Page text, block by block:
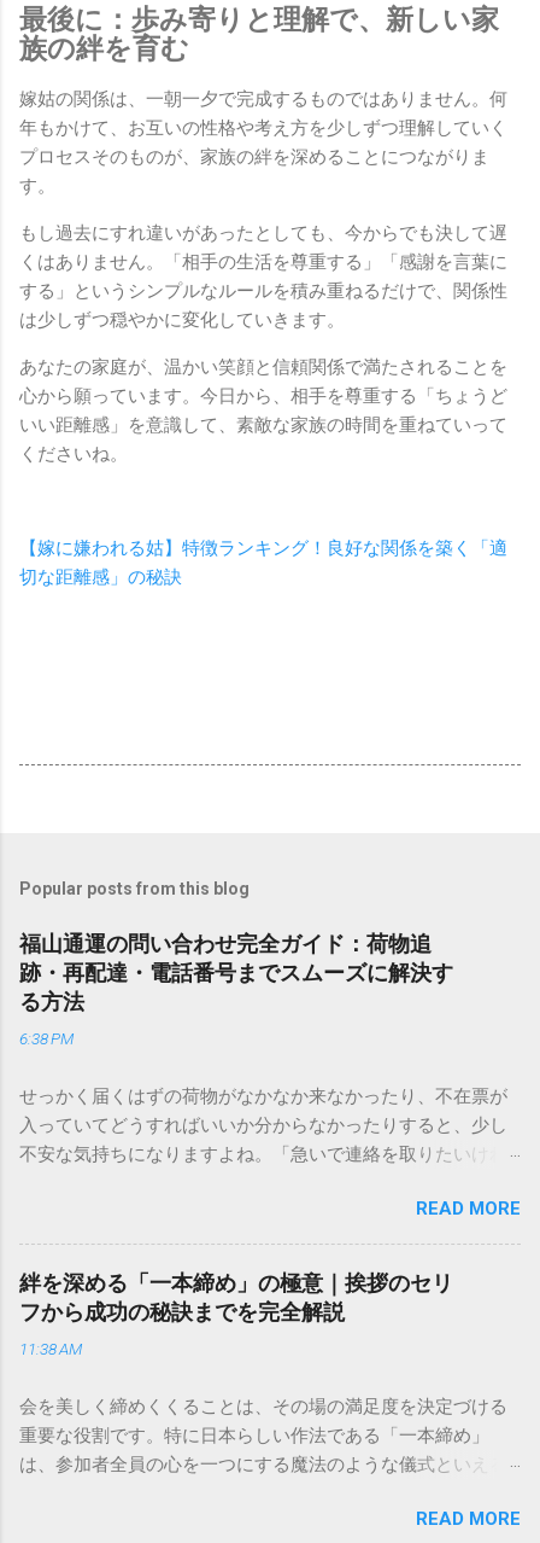
最後に：歩み寄りと理解で、新しい家
族の絆を育む
嫁姑の関係は、一朝一夕で完成するものではありません。何
年もかけて、お互いの性格や考え方を少しずつ理解していく
プロセスそのものが、家族の絆を深めることにつながりま
す。
もし過去にすれ違いがあったとしても、今からでも決して遅
くはありません。「相手の生活を尊重する」「感謝を言葉に
する」というシンプルなルールを積み重ねるだけで、関係性
は少しずつ穏やかに変化していきます。
あなたの家庭が、温かい笑顔と信頼関係で満たされることを
心から願っています。今日から、相手を尊重する「ちょうど
いい距離感」を意識して、素敵な家族の時間を重ねていって
くださいね。
【嫁に嫌われる姑】特徴ランキング！良好な関係を築く「適
切な距離感」の秘訣
Popular posts from this blog
福山通運の問い合わせ完全ガイド：荷物追
跡・再配達・電話番号までスムーズに解決す
る方法
6:38 PM
せっかく届くはずの荷物がなかなか来なかったり、不在票が
入っていてどうすればいいか分からなかったりすると、少し
不安な気持ちになりますよね。「急いで連絡を取りたいけれ
きできる？」といった疑問を抱える方も多いはずです。 福山
通運は企業間物流のイメージが強いかもしれませんが、個人
向けの宅配サービスも非常に充実しています。大切なのは、
目的に合わせた適切な連絡先を選ぶことです。この記事で
は、荷物の追跡確認から営業所への電話連絡、再配達の依頼
手順まで、初めての方でも迷わずに解決できる方法を詳しく
本全国に広範なネットワークを持つ大手運送会社です。特に
重量物や大型の荷物、そして企業間の輸送において圧倒的な
実績を誇ります。 個人で利用する場合、他の宅配業者と少し
いう特徴があります。地域に密着した各拠点が配送をコント
READ MORE
絆を深める「一本締め」の極意｜挨拶のセリ
フから成功の秘訣までを完全解説
11:38 AM
会を美しく締めくくることは、その場の満足度を決定づける
重要な役割です。特に日本らしい作法である「一本締め」
は、参加者全員の心を一つにする魔法のような儀式といえる
「手拍子のリズムに自信がない」と不安を感じる方も多いは
READ MORE